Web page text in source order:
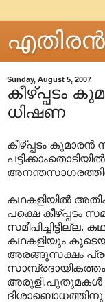
Sunday, August 5, 2007
കീഴ്പ്പടം
ധിഷണ
കീഴ്പ്പടം കുമാരന്‍
കഥകളിയില്‍
പക്ഷെ കീഴ്പ്പടം
സമീപിച്ചിട്ടീല്ല.
കഥകളിയും
അരങ്ങുസക്ഷം
അരുളി.പുതുമകള്‍